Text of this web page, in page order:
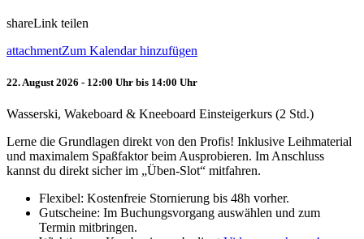
shareLink teilen
attachmentZum Kalendar hinzufügen
22. August 2026 - 12:00 Uhr bis 14:00 Uhr
Wasserski, Wakeboard & Kneeboard Einsteigerkurs (2 Std.)
Lerne die Grundlagen direkt von den Profis! Inklusive Leihmaterial
und maximalem Spaßfaktor beim Ausprobieren. Im Anschluss
kannst du direkt sicher im „Üben-Slot“ mitfahren.
Flexibel: Kostenfreie Stornierung bis 48h vorher.
Gutscheine: Im Buchungsvorgang auswählen und zum
Termin mitbringen.